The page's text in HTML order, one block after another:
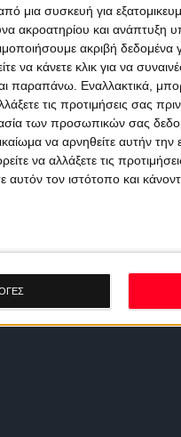
μια συσκευή για
ακροατηρίου και ανάπτυξη
ακριβή
κάνετε κλικ για να
παραπάνω. Εναλλακτικά,
τις προτιμήσεις σας
των προσωπικών σας
να αρνηθείτε αυτήν
να αλλάξετε τις
αυτόν τον ιστότοπο και